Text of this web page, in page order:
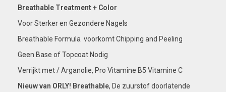
Breathable Treatment + Color
Voor Sterker en Gezondere Nagels
Breathable Formula voorkomt Chipping and Peeling
Geen Base of Topcoat Nodig
Verrijkt met / Arganolie, Pro Vitamine B5 Vitamine C
Nieuw van ORLY! Breathable, De zuurstof doorlatende